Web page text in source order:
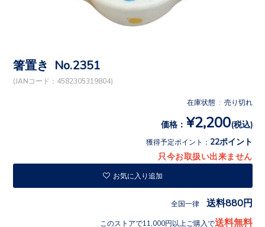
箸置き No.2351
(JANコード：4582305319804)
在庫状態 : 売り切れ
価格： ¥2,200(税込)
獲得予定ポイント： 22ポイント
只今お取扱い出来ません
お気に入り追加
全国一律 送料880円
このストアで11,000円以上ご購入で送料無料